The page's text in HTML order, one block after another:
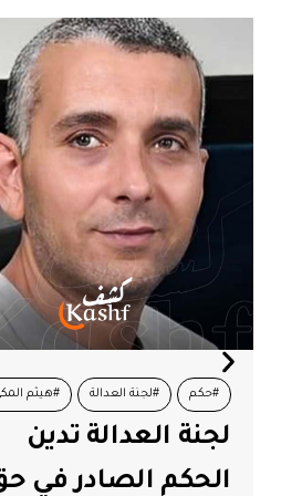
#أصوات نساء #تونس
جمعية أصوات نساء
تعلن عن إطلاق أول